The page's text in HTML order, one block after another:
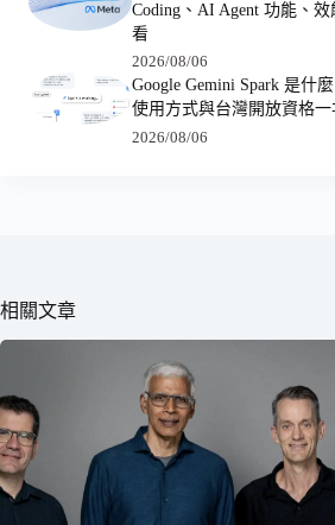
Coding、AI Agent 功能、
看
2026/08/06
Google Gemini Spark 是什
使用方式與台灣開放資格一
2026/08/06
相關文章